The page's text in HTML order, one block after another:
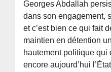
Georges Abdallah
dans son engagement,
et c’est bien ce qui fait
maintien en détention
hautement politique qui
encore aujourd’hui